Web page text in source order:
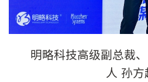
明略科技高级副总裁
人 孙方